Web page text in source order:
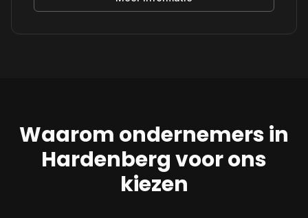
Waarom ondernemers in
Hardenbergvoor ons
kiezen